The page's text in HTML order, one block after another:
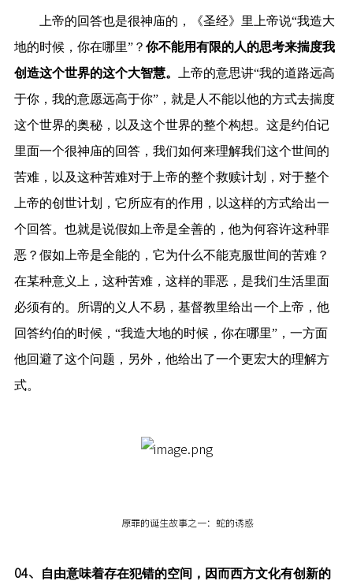
上帝的回答也是很神庙的，《圣经》里上帝说“我造大
地的时候，你在哪里”？ 你不能用有限的人的思考来揣度我
创造这个世界的这个大智慧。
上帝的意思讲“我的道路远高
于你，我的意愿远高于你”，就是人不能以他的方式去揣度
这个世界的奥秘，以及这个世界的整个构想。这是约伯记
里面一个很神庙的回答，我们如何来理解我们这个世间的
苦难，以及这种苦难对于上帝的整个救赎计划，对于整个
上帝的创世计划，它所应有的作用，以这样的方式给出一
个回答。也就是说假如上帝是全善的，他为何容许这种罪
恶？假如上帝是全能的，它为什么不能克服世间的苦难？
在某种意义上，这种苦难，这样的罪恶，是我们生活里面
必须有的。所谓的义人不易，基督教里给出一个上帝，他
回答约伯的时候，“我造大地的时候，你在哪里”，一方面
他回避了这个问题，另外，他给出了一个更宏大的理解方
式。
原罪的诞生故事之一：蛇的诱惑
04、
自由意味着存在犯错的空间，因而西方文化有创新的